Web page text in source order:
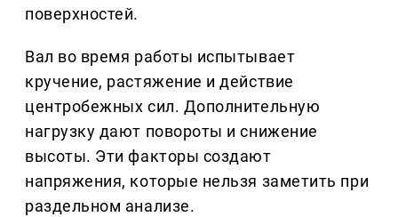
поверхностей.
Вал во время работы испытывает
кручение, растяжение и действие
центробежных сил. Дополнительную
нагрузку дают повороты и снижение
высоты. Эти факторы создают
напряжения, которые нельзя заметить при
раздельном анализе.